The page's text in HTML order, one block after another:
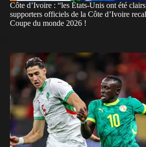
Côte d’Ivoire : “les États-Unis ont été
supporters officiels de la Côte d’Ivoire
Coupe du monde 2026 !